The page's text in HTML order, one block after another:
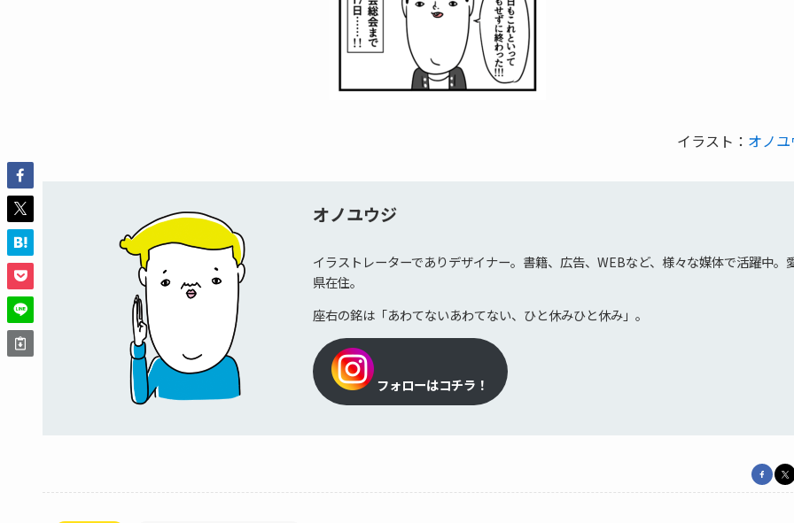
イラスト： オノ
オノユウジ
イラストレーターでありデザイナー。書籍、広告、WEBなど、様々な媒体で活躍中。
県在住。
座右の銘は「あわてないあわてない、ひと休みひと休み」。
フォローはコチラ！